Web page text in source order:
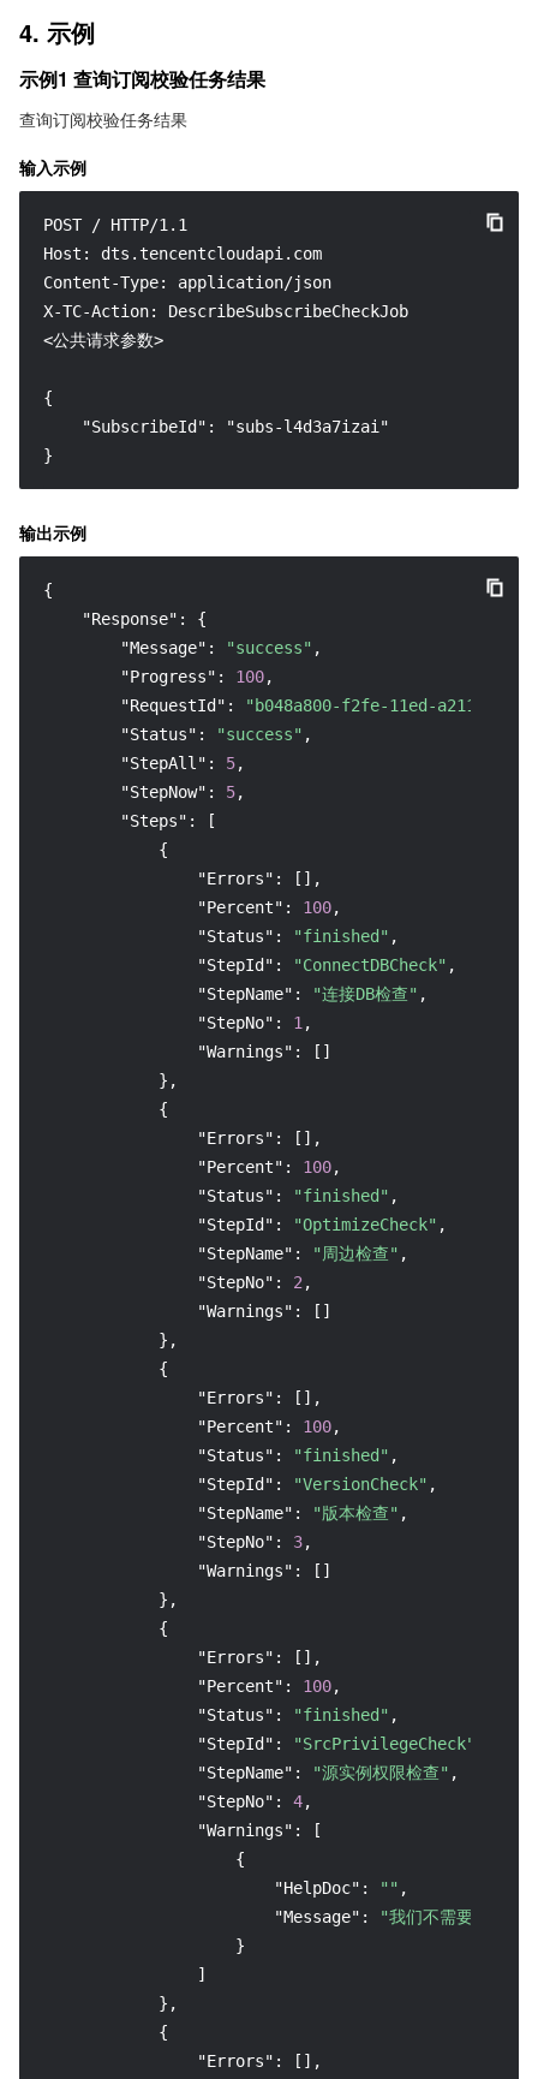
4. 示例
示例1 查询订阅校验任务结果
查询订阅校验任务结果
输入示例
POST / HTTP/1.1
Host: dts.tencentcloudapi.com
Content-Type: application/json
X-TC-Action: DescribeSubscribeCheckJob
<公共请求参数>
{
    "SubscribeId": "subs-l4d3a7izai"
}
输出示例
{
"Response" :
{
"Message" : "success" ,
"Progress" : 100,
"RequestId" :
"b048a800-f2fe-11ed-a211-
"Status" : "success" ,
"StepAll" : 5,
"StepNow" : 5,
"Steps" :
[
{
"Errors" : [ ] ,
"Percent" : 100,
"Status" : "finished" ,
"StepId" : "ConnectDBCheck" ,
"StepName" : "连接DB检查" ,
"StepNo" : 1 ,
"Warnings" : [ ]
} ,
{
"Errors" : [ ] ,
"Percent" : 100,
"Status" : "finished" ,
"StepId" : "OptimizeCheck" ,
"StepName" : "周边检查" ,
"StepNo" : 2 ,
"Warnings" : [ ]
} ,
{
"Errors" : [ ] ,
"Percent" : 100,
"Status" : "finished" ,
"StepId" : "VersionCheck" ,
"StepName" : "版本检查" ,
"StepNo" : 3,
"Warnings" : [ ]
} ,
{
"Errors" : [ ] ,
"Percent" : 100,
"Status" : "finished" ,
"StepId" : "SrcPrivilegeCheck"
"StepName" : "源实例权限检查" ,
"StepNo" : 4,
"Warnings" :
[
{
"HelpDoc" : "" ,
"Message" :
"我们不需要能修改
}
]
} ,
{
"Errors" : [ ] ,